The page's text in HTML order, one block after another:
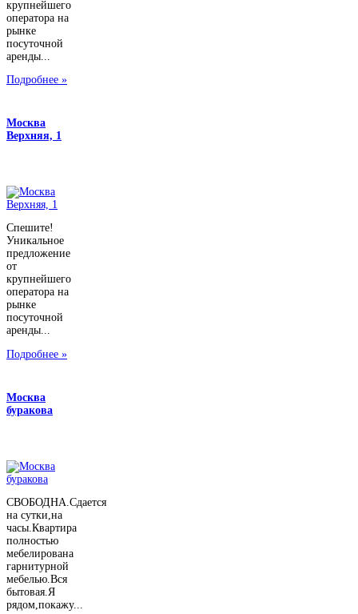
крупнейшего
оператора на
рынке
посуточной
аренды...
Подробнее »
Москва
Верхняя, 1
Спешите!
Уникальное
предложение
от
крупнейшего
оператора на
рынке
посуточной
аренды...
Подробнее »
Москва
буракова
СВОБОДНА.Сдается
на сутки,на
часы.Квартира
полностью
мебелирована
гарнитурной
мебелью.Вся
бытовая.Я
рядом,покажу...